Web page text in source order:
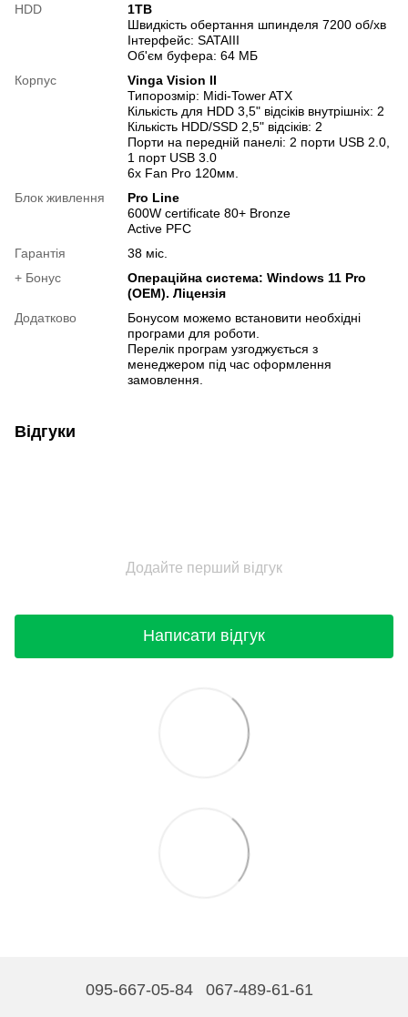
HDD
1TB
Швидкість обертання шпинделя 7200 об/хв
Інтерфейс: SATAIII
Об'єм буфера: 64 МБ
Корпус
Vinga Vision II
Типорозмір: Midi-Tower ATX
Кількість для HDD 3,5" відсіків внутрішніх: 2
Кількість HDD/SSD 2,5" відсіків: 2
Порти на передній панелі: 2 порти USB 2.0,
1 порт USB 3.0
6х Fan Pro 120мм.
Блок живлення
Pro Line
600W certificate 80+ Bronze
Active PFC
Гарантія
38 міс.
+ Бонус
Операційна система: Windows 11 Pro
(OEM). Ліцензія
Додатково
Бонусом можемо встановити необхідні
програми для роботи.
Перелік програм узгоджується з
менеджером під час оформлення
замовлення.
Відгуки
Додайте перший відгук
Написати відгук
095-667-05-84 067-489-61-61